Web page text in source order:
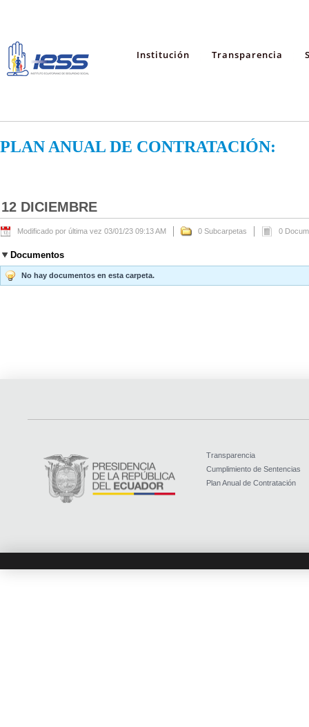
Institución Transparencia
PLAN ANUAL DE CONTRATACIÓN:
12 DICIEMBRE
Modificado por última vez 03/01/23 09:13 AM 0 Subcarpetas 0
Documentos
No hay documentos en esta carpeta.
Transparencia
Cumplimiento de Sentencias
Plan Anual de Contratación